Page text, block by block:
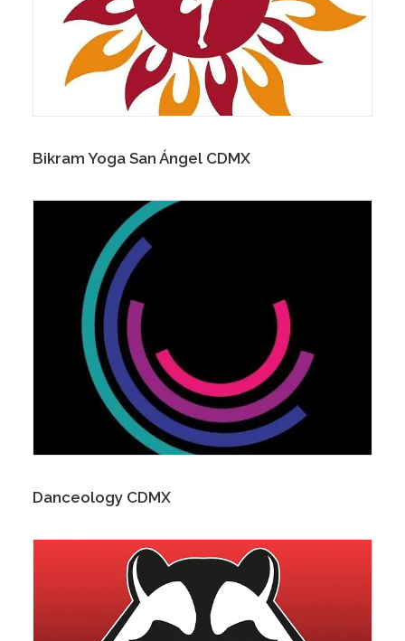
Bikram Yoga San Ángel CDMX
Danceology CDMX